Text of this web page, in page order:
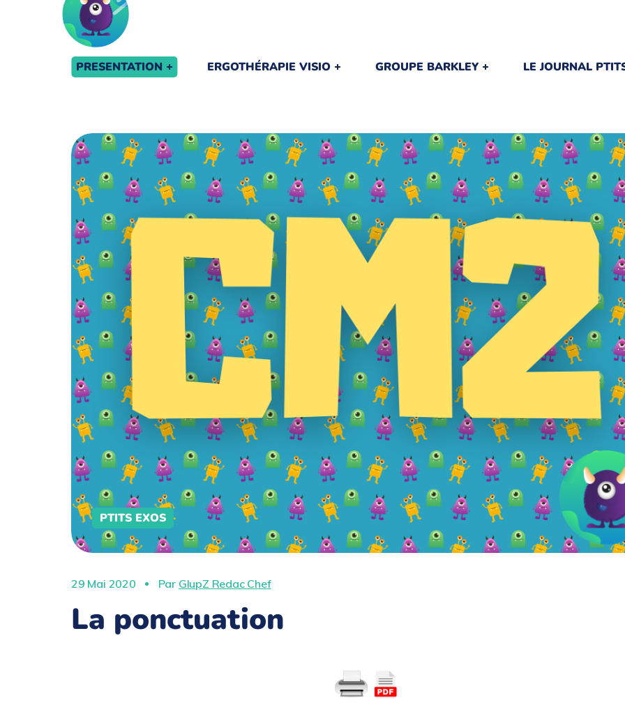
PRESENTATION ERGOTHÉRAPIE VISIO GROUPE BARKLEY LE JOURNAL
PTITS EXOS
29 Mai 2020 Par GlupZ Redac Chef
La ponctuation